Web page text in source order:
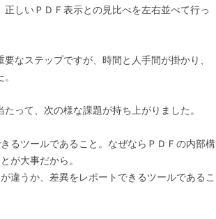
しいＰＤＦ表示との見比べを左右並べて行っ
なステップですが、時間と人手間が掛かり、
って、次の様な課題が持ち上がりました。
るツールであること。なぜならＰＤＦの内部構
が大事だから。
違うか、差異をレポートできるツールであるこ